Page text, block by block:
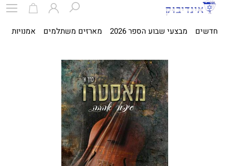
חדשים מבצעי שבוע הספר 2026 מארזים משתלמים אמנויות